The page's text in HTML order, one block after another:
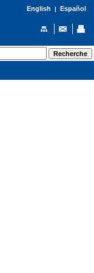
English | Español